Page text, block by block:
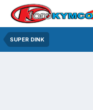
SUPER DINK